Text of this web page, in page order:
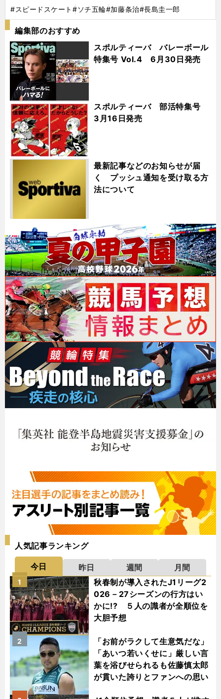
#スピードスケート#ソチ五輪#加藤条治#長島圭一郎
編集部のおすすめ
スポルティーバ バレーボール
特集号 Vol.4 6月30日発売
スポルティーバ 部活特集号
3月16日発売
最新記事などのお知らせが届
く プッシュ通知を受け取る方
法について
人気記事ランキング
今日 昨日 週間
月間
秋春制が導入されたJ1リーグ2
026－27シーズンの行方はい
かに!? ５人の識者が全順位を
大胆予想
1
「お前がラクして生意気だな」
「あいつ若いくせに」厳しい言
葉を浴びせられるも佐藤慎太郎
が貫いた誇りとファンへの思い
2